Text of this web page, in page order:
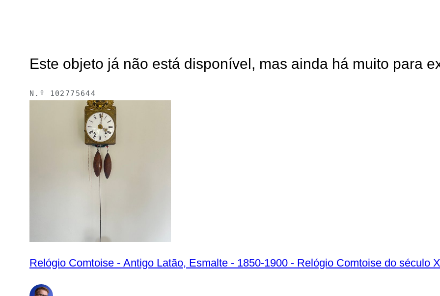
Este objeto já não está disponível, mas ainda há muito para
N.º 102775644
Relógio Comtoise - Antigo Latão, Esmalte - 1850-1900 - Relógio Comtoise do século